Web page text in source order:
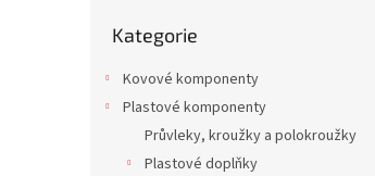
kategorie
Kategorie
Kovové komponenty
Plastové komponenty
Průvleky, kroužky a polokroužky
Plastové doplňky